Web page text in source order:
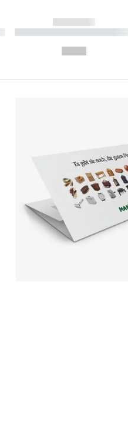
------------
----------- ----------- ----------